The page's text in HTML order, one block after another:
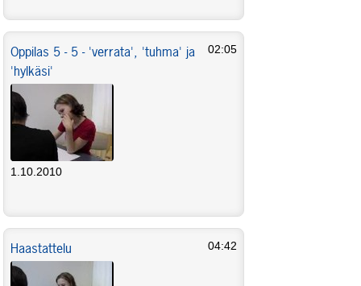
Oppilas 5 - 5 - 'verrata', 'tuhma' ja
'hylkäsi'
02:05
1.10.2010
Haastattelu 04:42